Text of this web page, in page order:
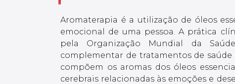
Aromaterapia é a utilização de óleos
emocional de uma pessoa. A prática
pela Organização Mundial da
complementar de tratamentos de saúde
compõem os aromas dos óleos
cerebrais relacionadas às emoções e